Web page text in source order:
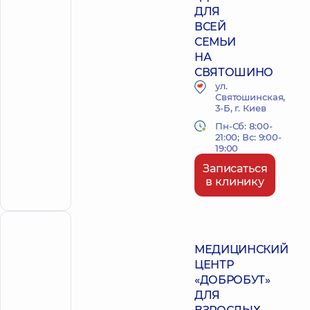
ДЛЯ
ВСЕЙ
СЕМЬИ
НА
СВЯТОШИНО
ул.
Святошинская,
3-Б, г. Киев
Пн-Сб: 8:00-
21:00; Вс: 9:00-
19:00
Записаться
в клинику
МЕДИЦИНСКИЙ
ЦЕНТР
«ДОБРОБУТ»
ДЛЯ